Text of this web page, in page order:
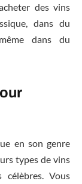
des vins
dans du
dans du
en son genre
types de vins
Vous